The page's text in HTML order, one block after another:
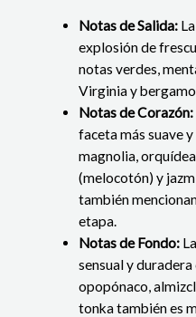
Notas de Salida:
explosión de
notas verdes,
Virginia y
Notas de Corazón:
faceta más suave
magnolia,
(melocotón) y
también
etapa.
Notas de Fondo:
sensual y
opopónaco,
tonka también es